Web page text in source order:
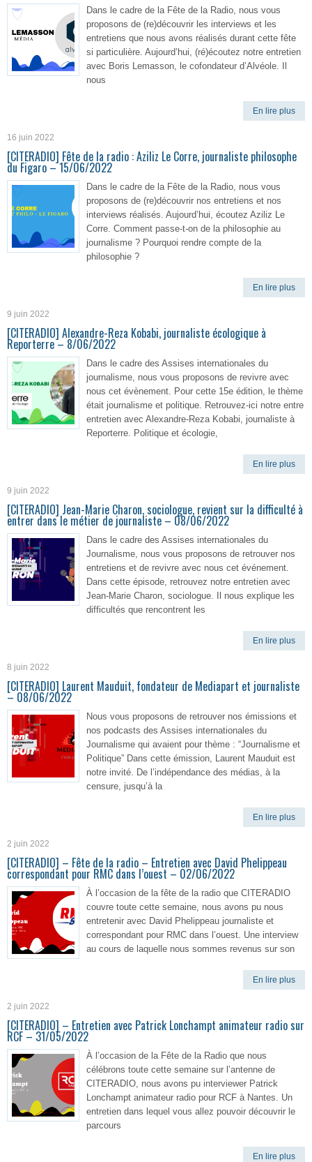
Dans le cadre de la Fête de la Radio, nous vous
proposons de (re)découvrir les interviews et les
entretiens que nous avons réalisés durant cette fête
si particulière. Aujourd’hui, (ré)écoutez notre entretien
avec Boris Lemasson, le cofondateur d’Alvéole. Il
nous
En lire plus
16 juin 2022
[CITERADIO] Fête de la radio : Aziliz Le Corre, journaliste philosophe
du Figaro – 15/06/2022
Dans le cadre de la Fête de la Radio, nous vous
proposons de (re)découvrir nos entretiens et nos
interviews réalisés. Aujourd’hui, écoutez Aziliz Le
Corre. Comment passe-t-on de la philosophie au
journalisme ? Pourquoi rendre compte de la
philosophie ?
En lire plus
9 juin 2022
[CITERADIO] Alexandre-Reza Kobabi, journaliste écologique à
Reporterre – 8/06/2022
Dans le cadre des Assises internationales du
journalisme, nous vous proposons de revivre avec
nous cet évènement. Pour cette 15e édition, le thème
était journalisme et politique. Retrouvez-ici notre entre
entretien avec Alexandre-Reza Kobabi, journaliste à
Reporterre. Politique et écologie,
En lire plus
9 juin 2022
[CITERADIO] Jean-Marie Charon, sociologue, revient sur la difficulté à
entrer dans le métier de journaliste – 08/06/2022
Dans le cadre des Assises internationales du
Journalisme, nous vous proposons de retrouver nos
entretiens et de revivre avec nous cet événement.
Dans cette épisode, retrouvez notre entretien avec
Jean-Marie Charon, sociologue. Il nous explique les
difficultés que rencontrent les
En lire plus
8 juin 2022
[CITERADIO] Laurent Mauduit, fondateur de Mediapart et journaliste
– 08/06/2022
Nous vous proposons de retrouver nos émissions et
nos podcasts des Assises internationales du
Journalisme qui avaient pour thème : “Journalisme et
Politique” Dans cette émission, Laurent Mauduit est
notre invité. De l’indépendance des médias, à la
censure, jusqu’à la
En lire plus
2 juin 2022
[CITERADIO] – Fête de la radio – Entretien avec David Phelippeau
correspondant pour RMC dans l’ouest – 02/06/2022
À l’occasion de la fête de la radio que CITERADIO
couvre toute cette semaine, nous avons pu nous
entretenir avec David Phelippeau journaliste et
correspondant pour RMC dans l’ouest. Une interview
au cours de laquelle nous sommes revenus sur son
En lire plus
2 juin 2022
[CITERADIO] – Entretien avec Patrick Lonchampt animateur radio sur
RCF – 31/05/2022
À l’occasion de la Fête de la Radio que nous
célébrons toute cette semaine sur l’antenne de
CITERADIO, nous avons pu interviewer Patrick
Lonchampt animateur radio pour RCF à Nantes. Un
entretien dans lequel vous allez pouvoir découvrir le
parcours
En lire plus